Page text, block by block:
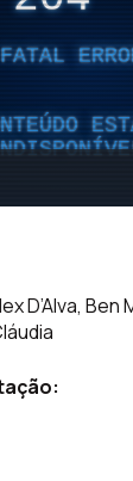
D’Alva, Ben